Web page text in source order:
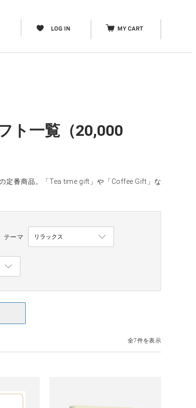
ト一覧（20,000
定番商品。「Tea time gift」や「Coffee Gift」な
テーマ
全7件を表示